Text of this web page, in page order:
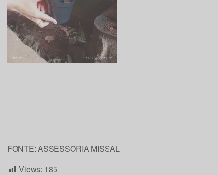
FONTE: ASSESSORIA MISSAL
Views: 185